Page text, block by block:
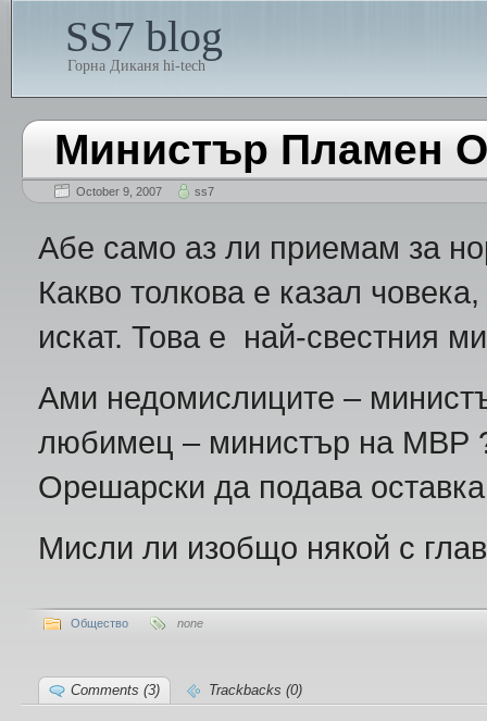
SS7 blog
Горна Диканя hi-tech
Министър Пламен
October 9, 2007 ss7
Абе само аз ли приемам за
Какво толкова е казал
искат. Това е най-свестния
Ами недомислиците –
любимец – министър на МВР
Орешарски да подава
Мисли ли изобщо някой с
Общество none
Comments (3) Trackbacks (0)